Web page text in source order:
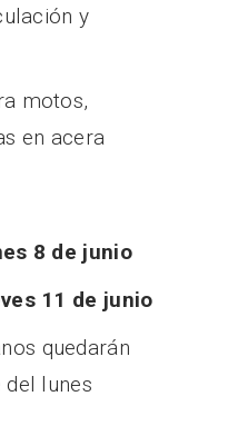
y
motos,
en acera
8 de junio
11 de junio
quedarán
lunes